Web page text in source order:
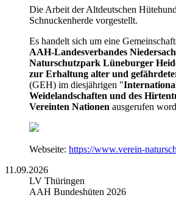
Die Arbeit der Altdeutschen
Schnuckenherde vorgestellt.
Es handelt sich um eine
AAH-Landesverbandes
Naturschutzpark Lüneburger
zur Erhaltung alter und
(GEH) im diesjährigen "
Weidelandschaften und des
Vereinten Nationen ausgerufen
Webseite: https://www.verein-
11.09.2026
LV Thüringen
AAH Bundeshüten 2026